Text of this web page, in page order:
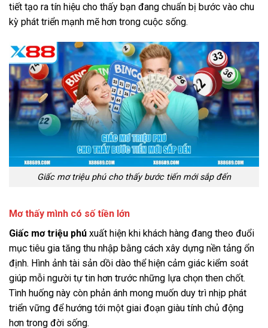
tiết tạo ra tín hiệu cho thấy bạn đang chuẩn bị bước vào chu
kỳ phát triển mạnh mẽ hơn trong cuộc sống.
Giấc mơ triệu phú cho thấy bước tiến mới sắp đến
Mơ thấy mình có số tiền lớn
Giấc mơ triệu phú xuất hiện khi khách hàng đang theo đuổi
mục tiêu gia tăng thu nhập bằng cách xây dựng nền tảng ổn
định. Hình ảnh tài sản dồi dào thể hiện cảm giác kiểm soát
giúp mỗi người tự tin hơn trước những lựa chọn then chốt.
Tình huống này còn phản ánh mong muốn duy trì nhịp phát
triển vững để hướng tới một giai đoạn giàu tính chủ động
hơn trong đời sống.